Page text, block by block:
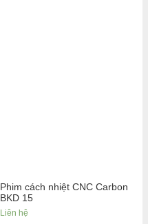
Phim cách nhiệt CNC Carbon
BKD 15
Liên hệ